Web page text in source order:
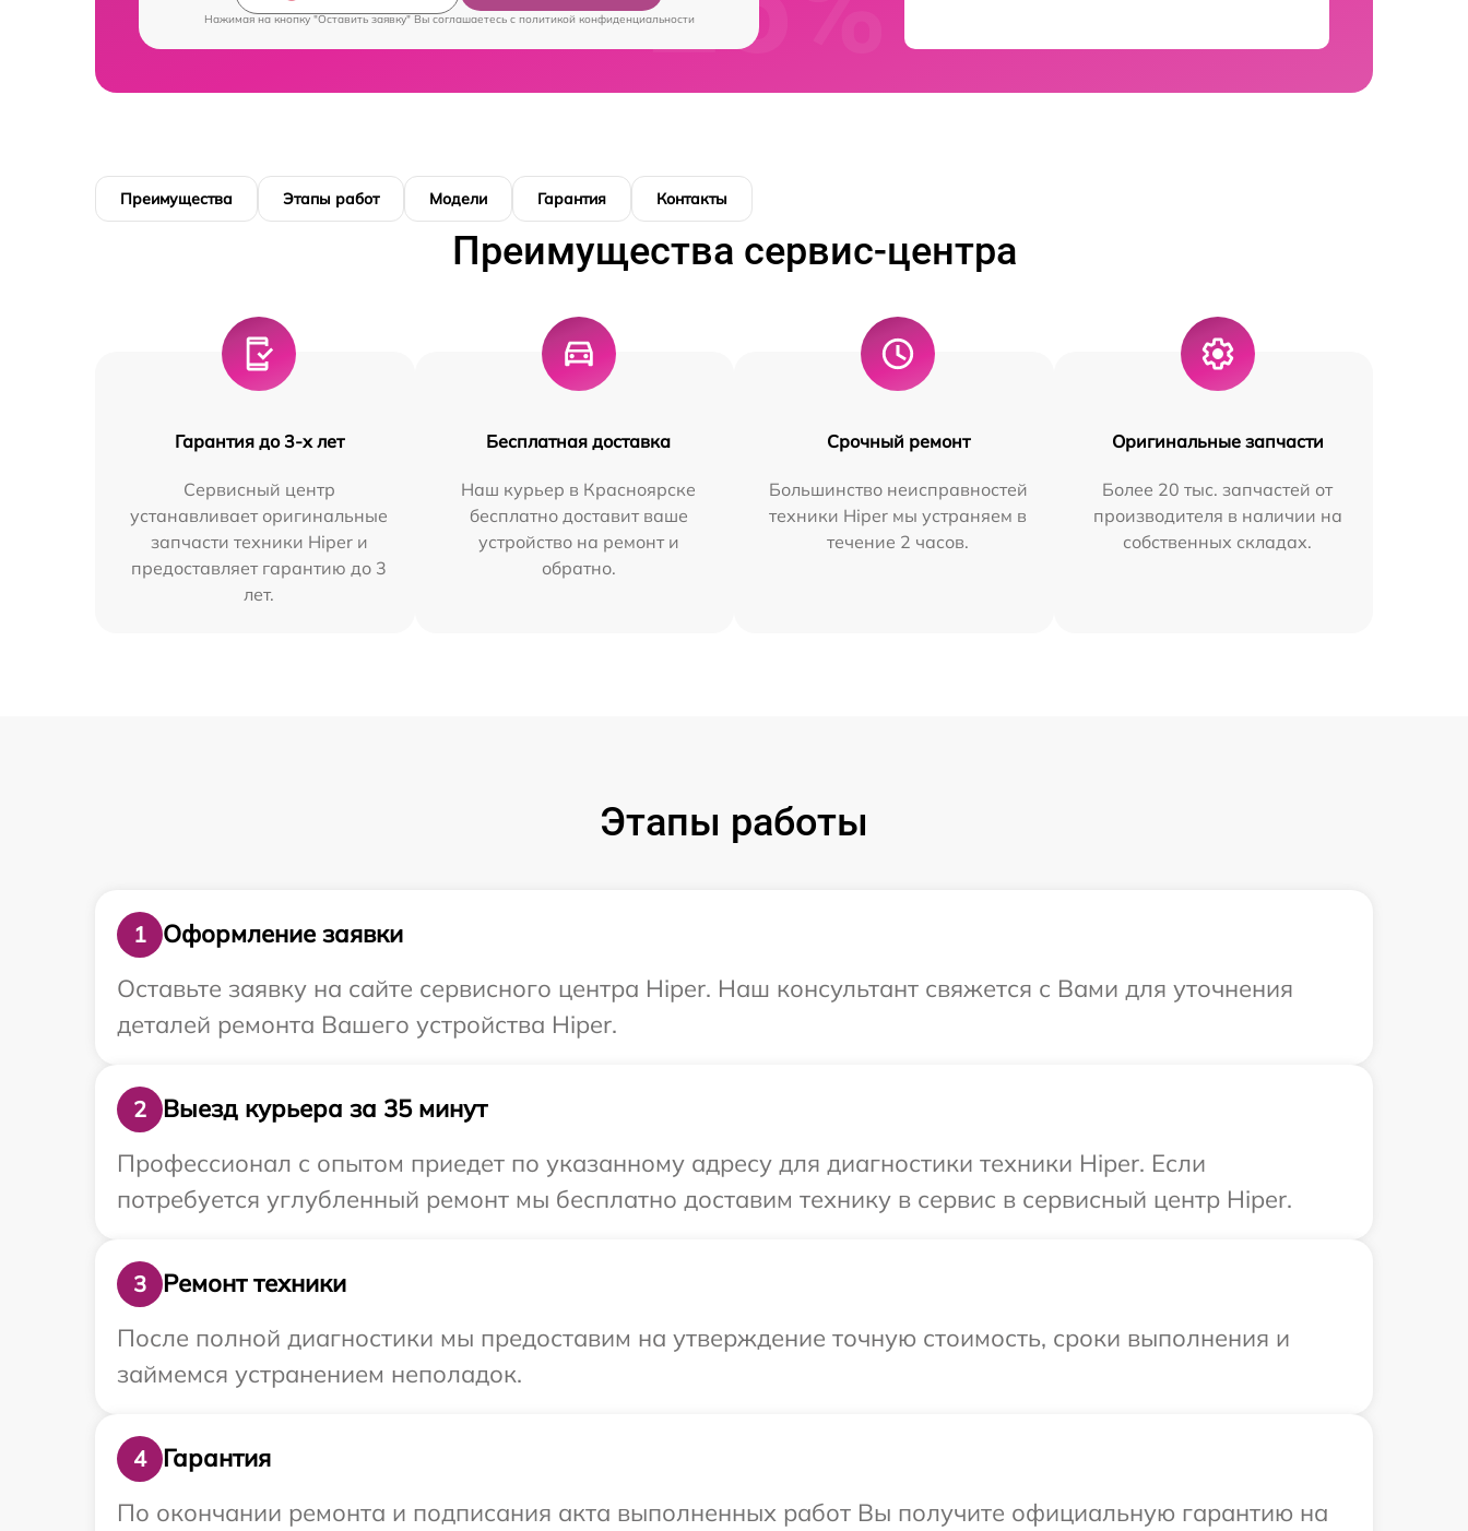
Нажимая на кнопку "Оставить заявку" Вы соглашаетесь c политикой конфиденциальности
Преимущества Этапы работ Модели Гарантия Контакты
Преимущества сервис-центра
Гарантия до 3-х лет
Сервисный центр
устанавливает оригинальные
запчасти техники Hiper и
предоставляет гарантию до 3
лет.
Бесплатная доставка
Наш курьер в Красноярске
бесплатно доставит ваше
устройство на ремонт и
обратно.
Срочный ремонт
Большинство неисправностей
техники Hiper мы устраняем в
течение 2 часов.
Оригинальные запчасти
Более 20 тыс. запчастей от
производителя в наличии на
собственных складах.
Этапы работы
1
Оформление заявки
Оставьте заявку на сайте сервисного центра Hiper. Наш консультант свяжется с Вами для уточнения
деталей ремонта Вашего устройства Hiper.
2
Выезд курьера за 35 минут
Профессионал с опытом приедет по указанному адресу для диагностики техники Hiper. Если
потребуется углубленный ремонт мы бесплатно доставим технику в сервис в сервисный центр Hiper.
3
Ремонт техники
После полной диагностики мы предоставим на утверждение точную стоимость, сроки выполнения и
займемся устранением неполадок.
4
Гарантия
По окончании ремонта и подписания акта выполненных работ Вы получите официальную гарантию на